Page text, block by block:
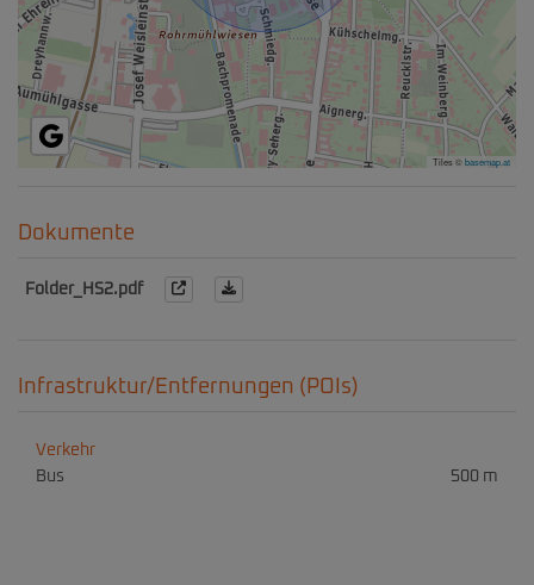
Tiles ©basemap.at
Dokumente
Folder_HS2.pdf
Infrastruktur/Entfernungen (POIs)
Verkehr
Bus
500 m